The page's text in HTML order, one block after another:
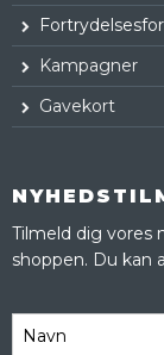
Kampagner
Gavekort
Tilmeld dig vores
shoppen. Du kan